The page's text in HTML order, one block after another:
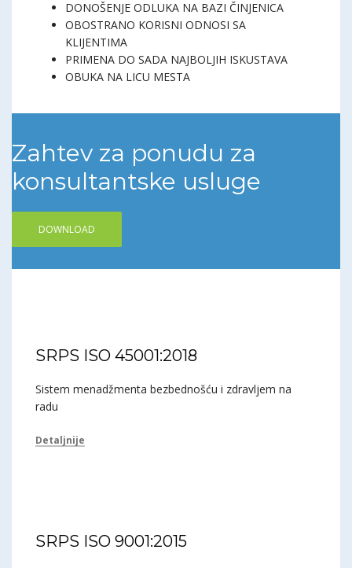
DONOŠENJE ODLUKA NA BAZI ČINJENICA
OBOSTRANO KORISNI ODNOSI SA
KLIJENTIMA
PRIMENA DO SADA NAJBOLJIH ISKUSTAVA
OBUKA NA LICU MESTA
Zahtev za ponudu za
konsultantske usluge
DOWNLOAD
SRPS ISO 45001:2018
Sistem menadžmenta bezbednošću i zdravljem na
radu
Detaljnije
SRPS ISO 9001:2015